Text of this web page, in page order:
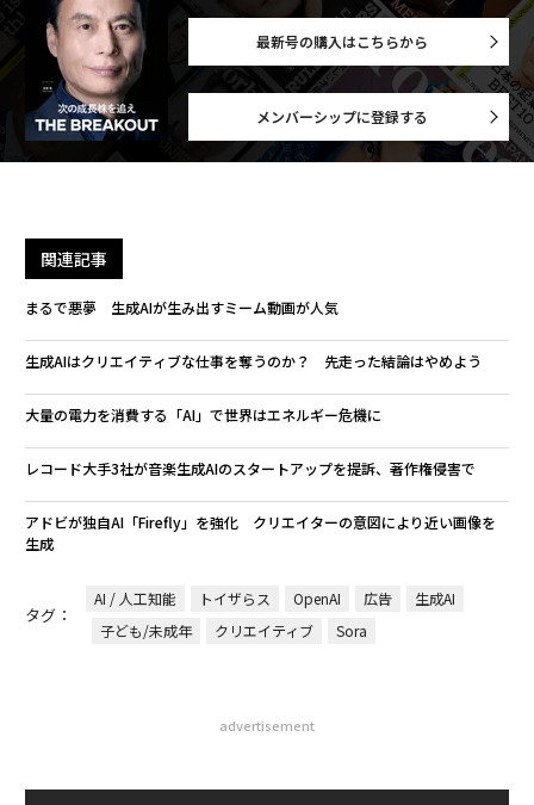
最新号の購入はこちらから
メンバーシップに登録する
関連記事
まるで悪夢 生成AIが生み出すミーム動画が人気
生成AIはクリエイティブな仕事を奪うのか？ 先走った結論はやめよう
大量の電力を消費する「AI」で世界はエネルギー危機に
レコード大手3社が音楽生成AIのスタートアップを提訴、著作権侵害で
アドビが独自AI「Firefly」を強化 クリエイターの意図により近い画像を
生成
タグ：
AI / 人工知能 トイザらス OpenAI 広告
生成AI
子ども/未成年
クリエイティブ Sora
advertisement